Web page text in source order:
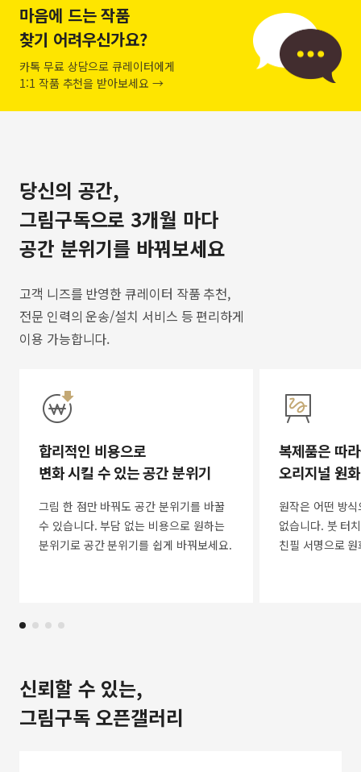
마음에 드는 작품
찾기 어려우신가요?
카톡 무료 상담으로 큐레이터에게
1:1 작품 추천을 받아보세요 →
당신의 공간,
그림구독으로 3개월 마다
공간 분위기를 바꿔보세요
고객 니즈를 반영한 큐레이터 작품 추천,
전문 인력의 운송/설치 서비스 등 편리하게
이용 가능합니다.
합리적인 비용으로
변화 시킬 수 있는 공간 분위기
그림 한 점만 바꿔도 공간 분위기를 바꿀
수 있습니다. 부담 없는 비용으로 원하는
분위기로 공간 분위기를 쉽게 바꿔보세요.
복제품은 따
오리지널 원
원작은 어떤 방
없습니다. 붓 터
친필 서명으로
신뢰할 수 있는,
그림구독 오픈갤러리